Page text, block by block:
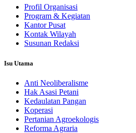
Profil Organisasi
Program & Kegiatan
Kantor Pusat
Kontak Wilayah
Susunan Redaksi
Isu Utama
Anti Neoliberalisme
Hak Asasi Petani
Kedaulatan Pangan
Koperasi
Pertanian Agroekologis
Reforma Agraria